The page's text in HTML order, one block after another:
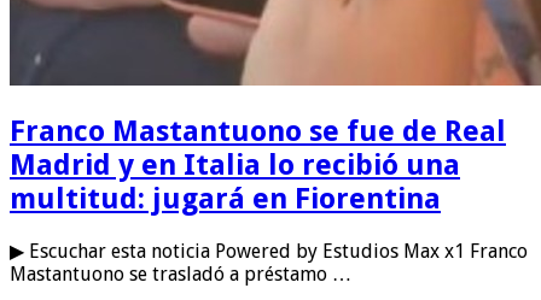
Franco Mastantuono se fue de Real
Madrid y en Italia lo recibió una
multitud: jugará en Fiorentina
▶ Escuchar esta noticia Powered by Estudios Max x1 Franco
Mastantuono se trasladó a préstamo …